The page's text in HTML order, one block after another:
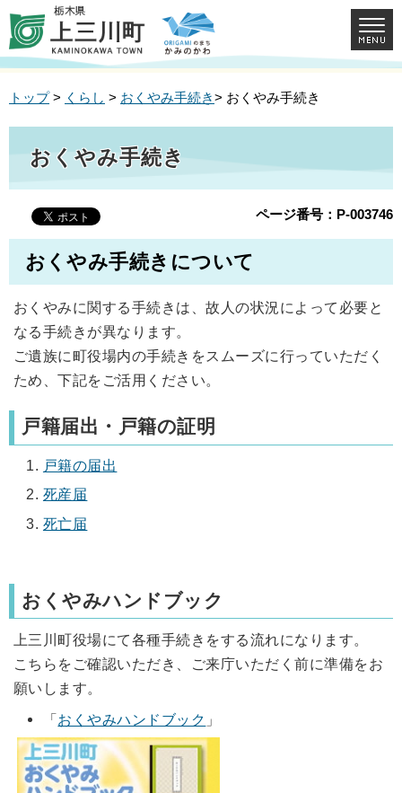
トップ> くらし > おくやみ手続き> おくやみ手続き
おくやみ手続き
ページ番号：P-003746
おくやみ手続きについて
おくやみに関する手続きは、故人の状況によって必要と
なる手続きが異なります。
ご遺族に町役場内の手続きをスムーズに行っていただく
ため、下記をご活用ください。
戸籍届出・戸籍の証明
戸籍の届出
死産届
死亡届
おくやみハンドブック
上三川町役場にて各種手続きをする流れになります。
こちらをご確認いただき、ご来庁いただく前に準備をお
願いします。
「おくやみハンドブック 」